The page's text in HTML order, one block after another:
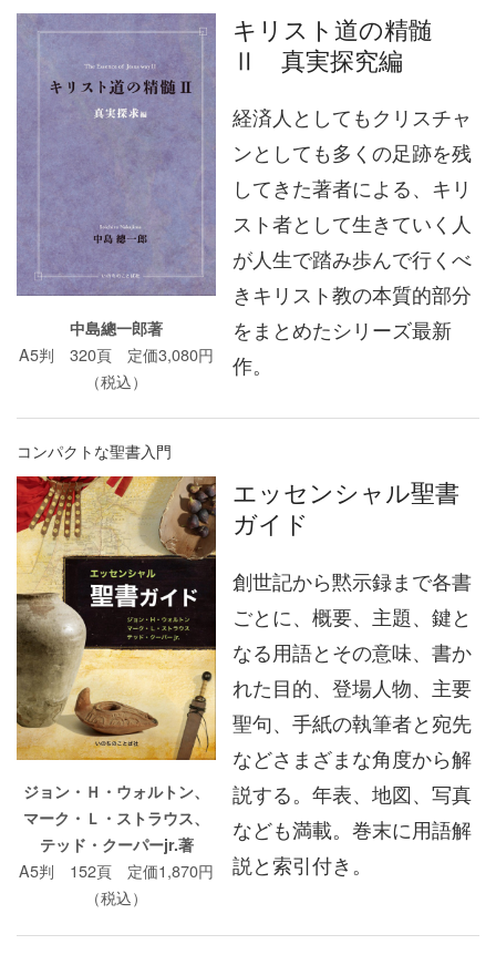
中島總一郎著
A5判 320頁 定価3,080円
（税込）
キリスト道の精髄
Ⅱ 真実探究編
経済人としてもクリスチャ
ンとしても多くの足跡を残
してきた著者による、キリ
スト者として生きていく人
が人生で踏み歩んで行くべ
きキリスト教の本質的部分
をまとめたシリーズ最新
作。
コンパクトな聖書入門
ジョン・Ｈ・ウォルトン、
マーク・Ｌ・ストラウス、
テッド・クーパーjr.著
A5判 152頁 定価1,870円
（税込）
エッセンシャル聖書
ガイド
創世記から黙示録まで各書
ごとに、概要、主題、鍵と
なる用語とその意味、書か
れた目的、登場人物、主要
聖句、手紙の執筆者と宛先
などさまざまな角度から解
説する。年表、地図、写真
なども満載。巻末に用語解
説と索引付き。